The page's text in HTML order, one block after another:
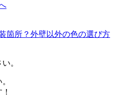
箇所？外壁以外の色の選び方